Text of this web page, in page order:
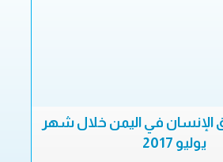
الإنسان في اليمن خلال شهر
يوليو 2017